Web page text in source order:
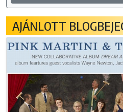
AJÁNLOTT